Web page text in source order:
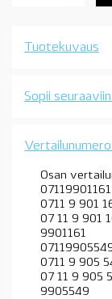
Tuotekuvaus
Sopii
Osan
07119901161
0711 9 901
07 11 9 901
9901161
0711 9 905
07 11 9 905
9905549